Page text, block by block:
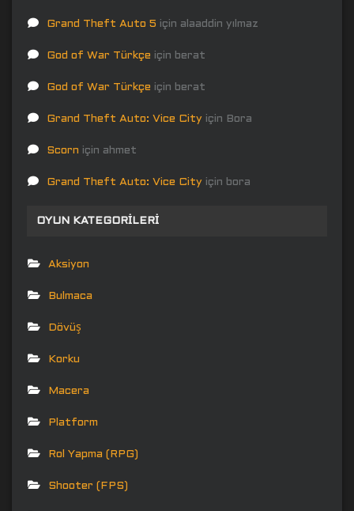
Grand Theft Auto 5 için alaaddin yılmaz
God of War Türkçe için berat
God of War Türkçe için berat
Grand Theft Auto: Vice City için Bora
Scorn için ahmet
Grand Theft Auto: Vice City için bora
OYUN KATEGORILERI
Aksiyon
Bulmaca
Dövüş
Korku
Macera
Platform
Rol Yapma (RPG)
Shooter (FPS)